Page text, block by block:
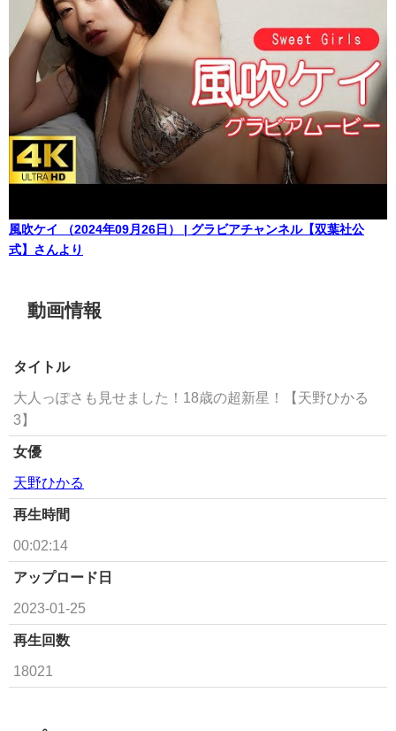
風吹ケイ （2024年09月26日） | グラビアチャンネル【双葉社公
式】さんより
動画情報
タイトル
大人っぽさも見せました！18歳の超新星！【天野ひかる
3】
女優
天野ひかる
再生時間
00:02:14
アップロード日
2023-01-25
再生回数
18021